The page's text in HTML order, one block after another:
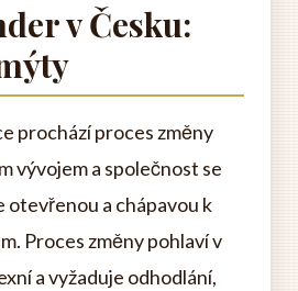
v Česku:
prochází proces změny
vývojem a společnost se
otevřenou a chápavou k
Proces změny pohlaví v
a vyžaduje odhodlání,